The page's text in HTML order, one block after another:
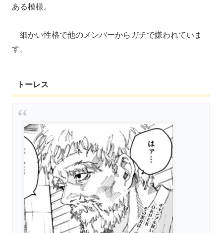
ある模様。
細かい性格で他のメンバーからガチで嫌われていま
す。
トーレス